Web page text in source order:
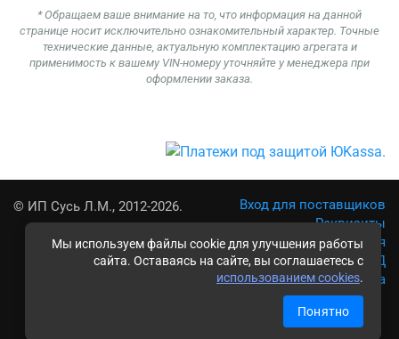
Мы используем файлы cookie для улучшения работы
сайта. Оставаясь на сайте, вы соглашаетесь с
использованием cookies.
Понятно
* Обращаем ваше внимание на то, что информация на данной
странице носит исключительно ознакомительный характер. Точные
технические данные, актуальную комплектацию агрегата и
применимость к вашему VIN-номеру уточняйте у менеджера при
оформлении заказа.
© ИП Сусь Л.М., 2012-2026.
Вход для поставщиков
Реквизиты
Условия использования
Политика обработки ПД
Карта сайта